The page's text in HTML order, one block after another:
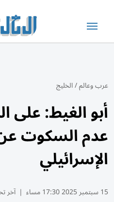
عرب وعالم/الخليج
أبو الغيط: على
عدم السكوت عن
الإسرائيلي
15 سبتمبر 2025 17:30 مساء | آخر